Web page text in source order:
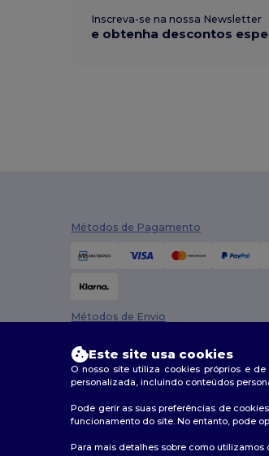
Inscreva-se na nossa Newsletter
e obtenha descontos
Métodos de Pagamento
Métodos de Envio
2026. Todos os
Este site usa cookies
O nosso site utiliza cookies próprios e
personalizada, incluindo conteúdos
Pode gerir as suas preferências de
funcionamento do site. No entanto, pode
Para mais detalhes sobre como